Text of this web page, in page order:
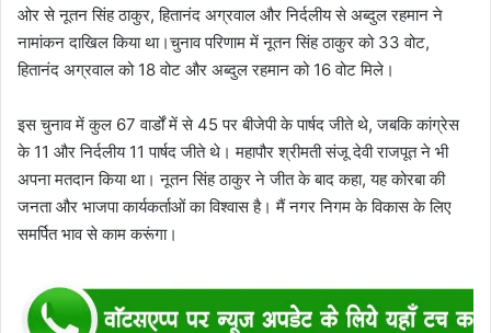
ओर से नूतन सिंह ठाकुर, हितानंद अग्रवाल और निर्दलीय से अब्दुल रहमान ने
नामांकन दाखिल किया था।चुनाव परिणाम में नूतन सिंह ठाकुर को 33 वोट,
हितानंद अग्रवाल को 18 वोट और अब्दुल रहमान को 16 वोट मिले।
इस चुनाव में कुल 67 वार्डों में से 45 पर बीजेपी के पार्षद जीते थे, जबकि कांग्रेस
के 11 और निर्दलीय 11 पार्षद जीते थे। महापौर श्रीमती संजू देवी राजपूत ने भी
अपना मतदान किया था। नूतन सिंह ठाकुर ने जीत के बाद कहा, यह कोरबा की
जनता और भाजपा कार्यकर्ताओं का विश्वास है। मैं नगर निगम के विकास के लिए
समर्पित भाव से काम करूंगा।